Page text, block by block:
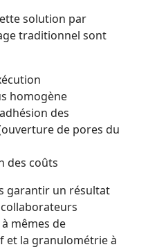
solution par
traditionnel sont
homogène
des
de pores du
des coûts
garantir un résultat
mêmes de
et la granulométrie à